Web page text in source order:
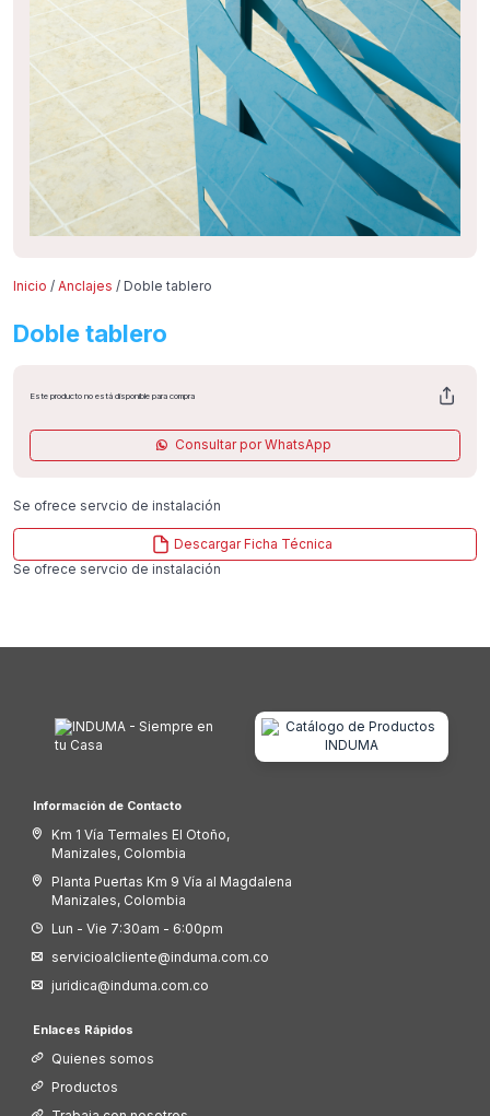
Inicio / Anclajes / Doble tablero
Doble tablero
Este producto no está disponible para compra
Consultar por WhatsApp
Se ofrece servcio de instalación
Descargar Ficha Técnica
Se ofrece servcio de instalación
Información de Contacto
Km 1 Vía Termales El Otoño,
Manizales, Colombia
Planta Puertas Km 9 Vía al Magdalena
Manizales, Colombia
Lun - Vie 7:30am - 6:00pm
servicioalcliente@induma.com.co
juridica@induma.com.co
Enlaces Rápidos
Quienes somos
Productos